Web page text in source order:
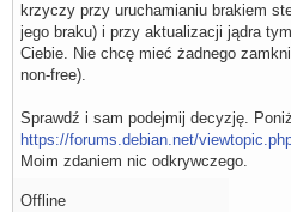
krzyczy przy uruchamianiu brakiem
jego braku) i przy aktualizacji jądra
Ciebie. Nie chcę mieć żadnego
non-free).
Sprawdź i sam podejmij decyzję.
https://forums.debian.net/
Moim zdaniem nic odkrywczego.
Offline